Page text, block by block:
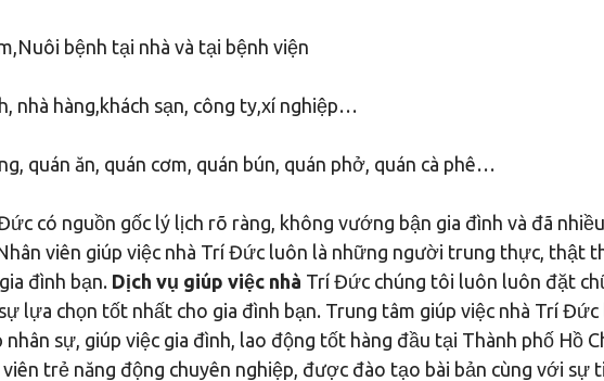
bệnh tại nhà và tại bệnh viện
nhà hàng,khách sạn, công ty,xí nghiệp…
quán ăn, quán cơm, quán bún, quán phở, quán cà phê…
có nguồn gốc lý lịch rõ ràng, không vướng bận gia đình và đã
viên giúp việc nhà Trí Đức luôn là những người trung thực, thật
đình bạn. Dịch vụ giúp việc nhà Trí Đức chúng tôi luôn luôn đặt
lựa chọn tốt nhất cho gia đình bạn. Trung tâm giúp việc nhà Trí
nhân sự, giúp việc gia đình, lao động tốt hàng đầu tại Thành phố Hồ
trẻ năng động chuyên nghiệp, được đào tạo bài bản cùng với sự